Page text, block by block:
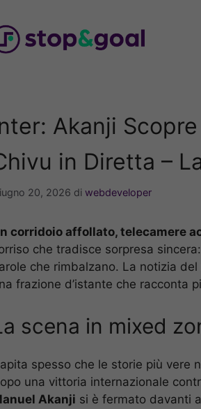
Akanji
in Diretta –
20, 2026 di webdeveloper
corridoio affollato, telecamere
che tradisce sorpresa
che rimbalzano. La notizia
frazione d’istante che racconta
scena in mixed
spesso che le storie più vere
una vittoria internazionale
Akanji si è fermato davanti